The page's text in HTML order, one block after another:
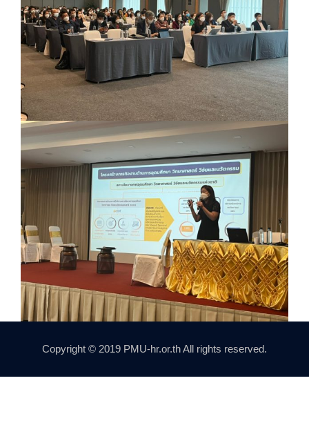
Copyright © 2019 PMU-hr.or.th All rights reserved.